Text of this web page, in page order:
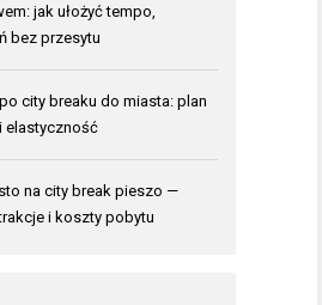
jak ułożyć tempo,
bez przesytu
city breaku do miasta: plan
elastyczność
na city break pieszo —
i koszty pobytu